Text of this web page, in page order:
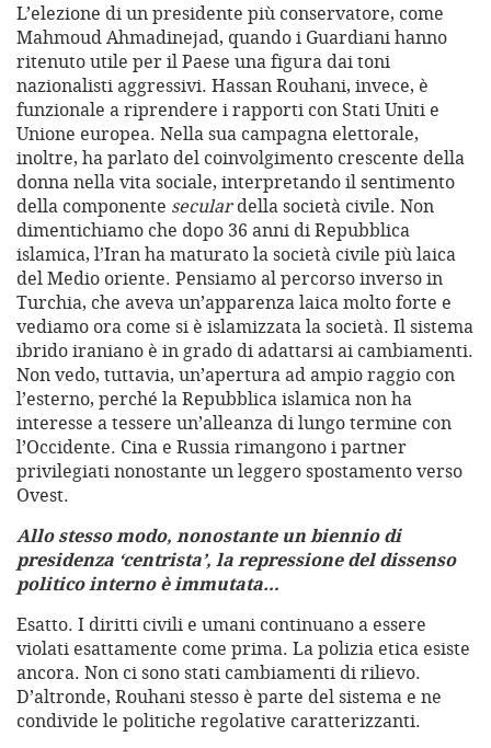
L’elezione di un presidente più conservatore, come
Mahmoud Ahmadinejad, quando i Guardiani hanno
ritenuto utile per il Paese una figura dai toni
nazionalisti aggressivi. Hassan Rouhani, invece, è
funzionale a riprendere i rapporti con Stati Uniti e
Unione europea. Nella sua campagna elettorale,
inoltre, ha parlato del coinvolgimento crescente della
donna nella vita sociale, interpretando il sentimento
della componente seculardella società civile. Non
dimentichiamo che dopo 36 anni di Repubblica
islamica, l’Iran ha maturato la società civile più laica
del Medio oriente. Pensiamo al percorso inverso in
Turchia, che aveva un’apparenza laica molto forte e
vediamo ora come si è islamizzata la società. Il sistema
ibrido iraniano è in grado di adattarsi ai cambiamenti.
Non vedo, tuttavia, un’apertura ad ampio raggio con
l’esterno, perché la Repubblica islamica non ha
interesse a tessere un’alleanza di lungo termine con
l’Occidente. Cina e Russia rimangono i partner
privilegiati nonostante un leggero spostamento verso
Ovest.
Allo stesso modo, nonostante un biennio di
presidenza ‘centrista’, la repressione del dissenso
politico interno è immutata…
Esatto. I diritti civili e umani continuano a essere
violati esattamente come prima. La polizia etica esiste
ancora. Non ci sono stati cambiamenti di rilievo.
D’altronde, Rouhani stesso è parte del sistema e ne
condivide le politiche regolative caratterizzanti.